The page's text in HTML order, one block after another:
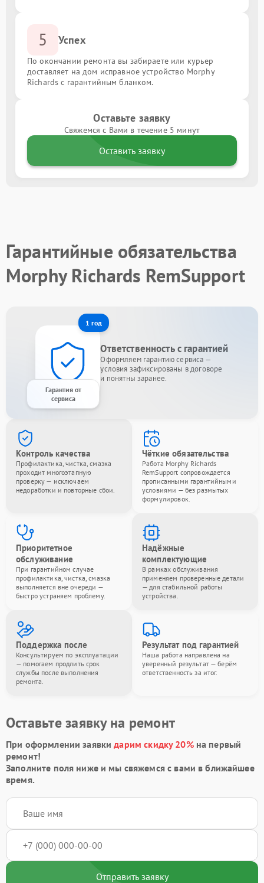
5 Успех
По окончании ремонта вы забираете или курьер
доставляет на дом исправное устройство Morphy
Richards с гарантийным бланком.
Оставьте заявку
Свяжемся с Вами в течение 5 минут
Оставить заявку
Гарантийные обязательства
Morphy Richards RemSupport
1 год
Гарантия от
сервиса
Ответственность с гарантией
Оформляем гарантию сервиса —
условия зафиксированы в договоре
и понятны заранее.
Контроль качества
Профилактика, чистка, смазка
проходит многоэтапную
проверку — исключаем
недоработки и повторные сбои.
Чёткие обязательства
Работа Morphy Richards
RemSupport сопровождается
прописанными гарантийными
условиями — без размытых
формулировок.
Приоритетное
обслуживание
При гарантийном случае
профилактика, чистка, смазка
выполняется вне очереди —
быстро устраняем проблему.
Надёжные
комплектующие
В рамках обслуживания
применяем проверенные детали
— для стабильной работы
устройства.
Поддержка после
Консультируем по эксплуатации
— помогаем продлить срок
службы после выполнения
ремонта.
Результат под гарантией
Наша работа направлена на
уверенный результат — берём
ответственность за итог.
Оставьте заявку на ремонт
При оформлении заявкидарим скидку 20%на первый
ремонт!
Заполните поля ниже и мы свяжемся с вами в ближайшее
время.
Отправить заявку